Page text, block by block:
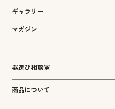
ギャラリー
マガジン
器選び相談室
商品について